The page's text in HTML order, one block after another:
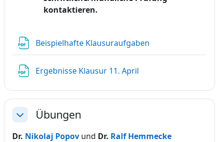
kontaktieren.
Beispielhafte Klausuraufgaben
Ergebnisse Klausur 11. April
EinklappenÜbungen
Dr. Nikolaj Popov und Dr. Ralf Hemmecke